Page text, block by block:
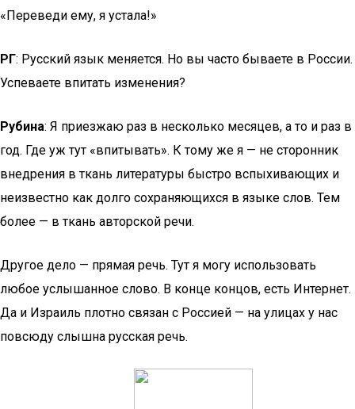
«Переведи ему, я устала!»
РГ: Русский язык меняется. Но вы часто бываете в России.
Успеваете впитать изменения?
Рубина: Я приезжаю раз в несколько месяцев, а то и раз в
год. Где уж тут «впитывать». К тому же я — не сторонник
внедрения в ткань литературы быстро вспыхивающих и
неизвестно как долго сохраняющихся в языке слов. Тем
более — в ткань авторской речи.
Другое дело — прямая речь. Тут я могу использовать
любое услышанное слово. В конце концов, есть Интернет.
Да и Израиль плотно связан с Россией — на улицах у нас
повсюду слышна русская речь.